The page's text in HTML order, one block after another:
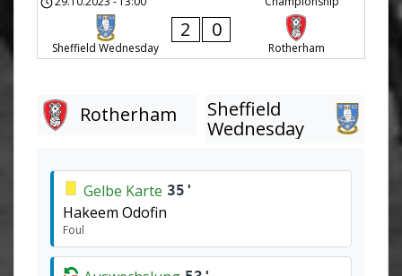
Sheffield Wednesday
2 0
Rotherham
Rotherham
Sheffield
Wednesday
Gelbe Karte 35'
Hakeem Odofin
Foul